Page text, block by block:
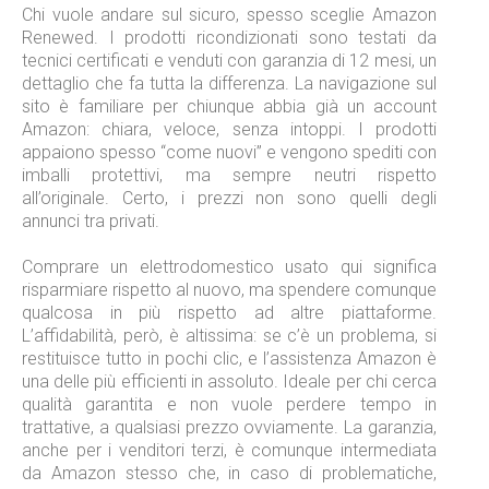
Chi vuole andare sul sicuro, spesso sceglie Amazon
Renewed. I prodotti ricondizionati sono testati da
tecnici certificati e venduti con garanzia di 12 mesi, un
dettaglio che fa tutta la differenza. La navigazione sul
sito è familiare per chiunque abbia già un account
Amazon: chiara, veloce, senza intoppi. I prodotti
appaiono spesso “come nuovi” e vengono spediti con
imballi protettivi, ma sempre neutri rispetto
all’originale. Certo, i prezzi non sono quelli degli
annunci tra privati.
Comprare un elettrodomestico usato qui significa
risparmiare rispetto al nuovo, ma spendere comunque
qualcosa in più rispetto ad altre piattaforme.
L’affidabilità, però, è altissima: se c’è un problema, si
restituisce tutto in pochi clic, e l’assistenza Amazon è
una delle più efficienti in assoluto. Ideale per chi cerca
qualità garantita e non vuole perdere tempo in
trattative, a qualsiasi prezzo ovviamente. La garanzia,
anche per i venditori terzi, è comunque intermediata
da Amazon stesso che, in caso di problematiche,